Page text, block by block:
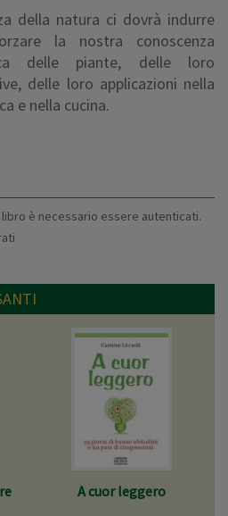
della natura ci dovrà indurre
la nostra conoscenza
delle piante, delle loro
delle loro applicazioni nella
e nella cucina.
è necessario essere autenticati.
A cuor leggero